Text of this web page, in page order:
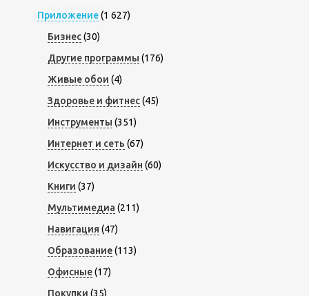
Приложение(1 627)
Бизнес(30)
Другие программы (176)
Живые обои (4)
Здоровье и фитнес(45)
Инструменты (351)
Интернет и сеть (67)
Искусство и дизайн (60)
Книги (37)
Мультимедиа (211)
Навигация (47)
Образование(113)
Офисные(17)
Покупки (35)